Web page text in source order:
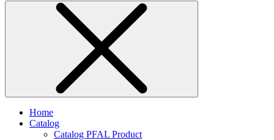
Home
Catalog
Catalog PFAL Product